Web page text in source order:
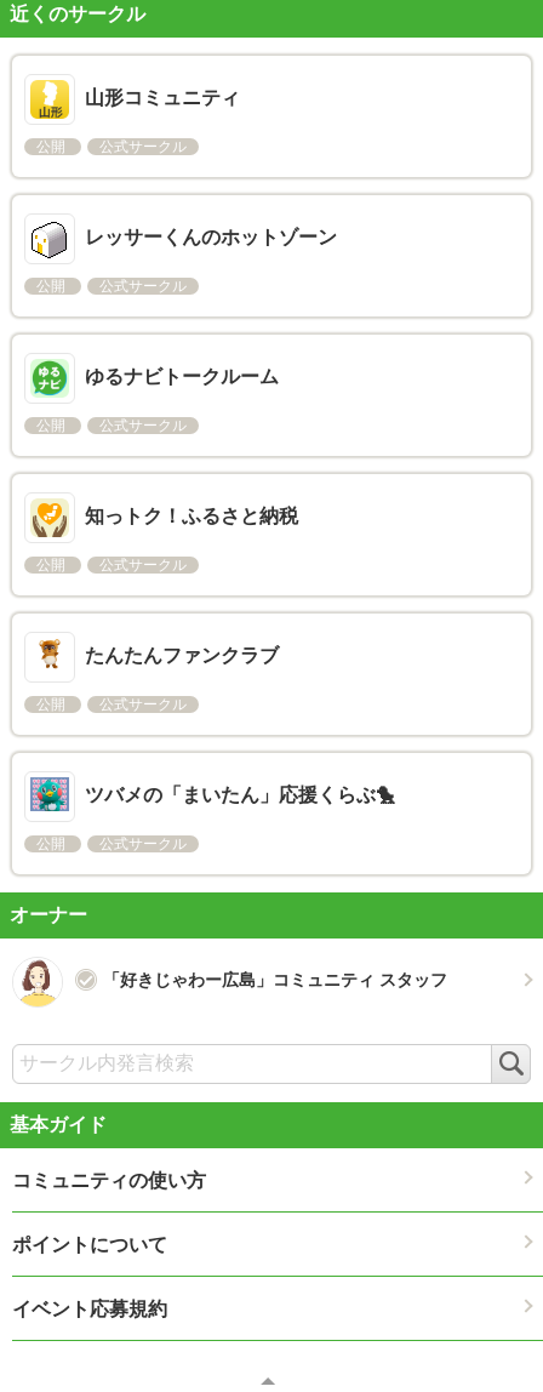
近くのサークル
山形コミュニティ
公開 公式サークル
レッサーくんのホットゾーン
公開 公式サークル
ゆるナビトークルーム
公開 公式サークル
知っトク！ふるさと納税
公開 公式サークル
たんたんファンクラブ
公開 公式サークル
ツバメの「まいたん」応援くらぶ🐤
公開 公式サークル
オーナー
「好きじゃわー広島」コミュニティ スタッフ
索
基本ガイド
コミュニティの使い方
ポイントについて
イベント応募規約